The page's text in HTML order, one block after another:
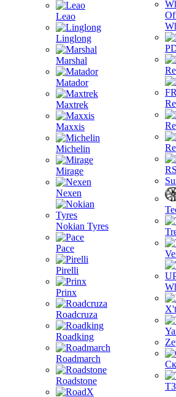
Leao
Linglong
Marshal
Matador
Maxtrek
Maxxis
Michelin
Mirage
Nexen
Nokian Tyres
Pace
Pirelli
Prinx
Roadcruza
Roadking
Roadmarch
Roadstone